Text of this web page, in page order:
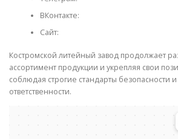
ВКонтакте:
Сайт:
Костромской литейный завод продолжает
ассортимент продукции и укрепляя свои
соблюдая строгие стандарты безопасности
ответственности.